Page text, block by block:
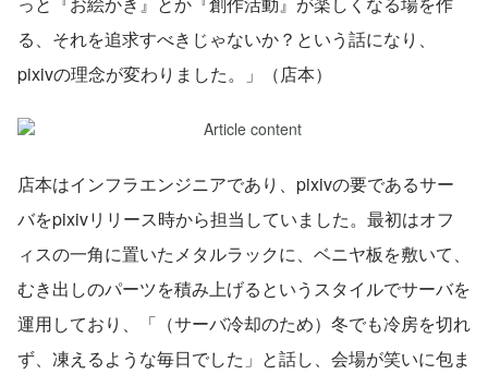
る、それを追求すべきじゃないか？という話になり、
pixivの理念が変わりました。」（店本）
店本はインフラエンジニアであり、pixivの要であるサー
バをpixivリリース時から担当していました。最初はオフ
ィスの一角に置いたメタルラックに、ベニヤ板を敷いて、
むき出しのパーツを積み上げるというスタイルでサーバを
運用しており、「（サーバ冷却のため）冬でも冷房を切れ
ず、凍えるような毎日でした」と話し、会場が笑いに包ま